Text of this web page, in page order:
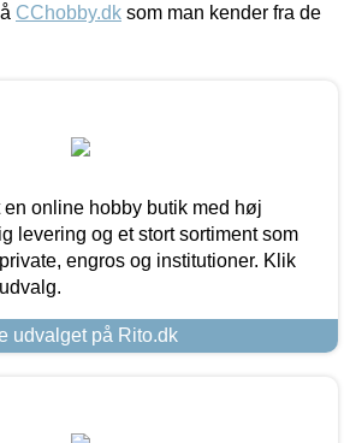
CChobby.dk som man kender fra de
en online hobby butik med høj
levering og et stort sortiment som
engros og institutioner. Klik
udvalget på Rito.dk